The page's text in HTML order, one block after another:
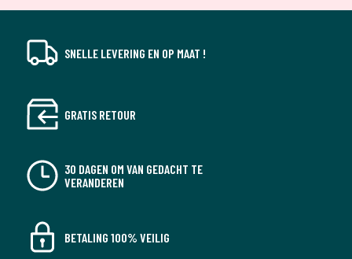
SNELLE LEVERING EN OP MAAT !
GRATIS RETOUR
30 DAGEN OM VAN GEDACHT TE
VERANDEREN
BETALING 100% VEILIG